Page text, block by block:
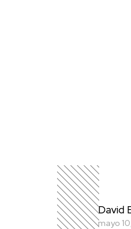
David
mayo